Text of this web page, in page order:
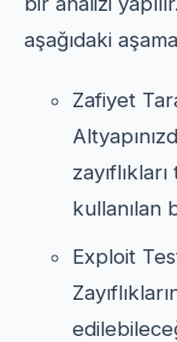
aşağıdaki
Zafiyet
kullanılan
Exploit